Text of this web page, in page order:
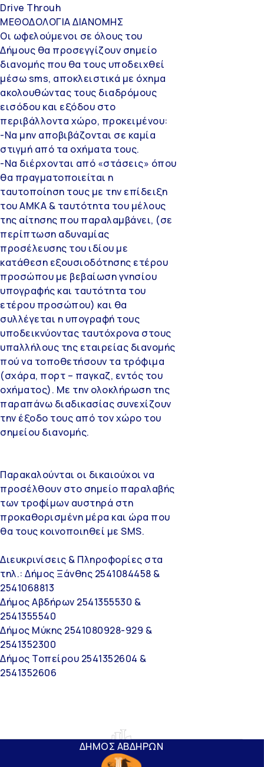
Drive Throuh
ΜΕΘΟΔΟΛΟΓΙΑ ΔΙΑΝΟΜΗΣ
Οι ωφελούμενοι σε όλους του
Δήμους θα προσεγγίζουν σημείο
διανομής που θα τους υποδειχθεί
μέσω sms, αποκλειστικά με όχημα
ακολουθώντας τους διαδρόμους
εισόδου και εξόδου στο
περιβάλλοντα χώρο, προκειμένου:
-Να μην αποβιβάζονται σε καμία
στιγμή από τα οχήματα τους.
-Να διέρχονται από «στάσεις» όπου
θα πραγματοποιείται η
ταυτοποίηση τους με την επίδειξη
του ΑΜΚΑ & ταυτότητα του μέλους
της αίτησης που παραλαμβάνει, (σε
περίπτωση αδυναμίας
προσέλευσης του ιδίου με
κατάθεση εξουσιοδότησης ετέρου
προσώπου με βεβαίωση γνησίου
υπογραφής και ταυτότητα του
ετέρου προσώπου) και θα
συλλέγεται η υπογραφή τους
υποδεικνύοντας ταυτόχρονα στους
υπαλλήλους της εταιρείας διανομής
πού να τοποθετήσουν τα τρόφιμα
(σχάρα, πορτ – παγκαζ, εντός του
οχήματος). Με την ολοκλήρωση της
παραπάνω διαδικασίας συνεχίζουν
την έξοδο τους από τον χώρο του
σημείου διανομής.
Παρακαλούνται οι δικαιούχοι να
προσέλθουν στο σημείο παραλαβής
των τροφίμων αυστηρά στη
προκαθορισμένη μέρα και ώρα που
θα τους κοινοποιηθεί με SMS.
Διευκρινίσεις & Πληροφορίες στα
τηλ.: Δήμος Ξάνθης 2541084458 &
2541068813
Δήμος Αβδήρων 2541355530 &
2541355540
Δήμος Μύκης 2541080928-929 &
2541352300
Δήμος Τοπείρου 2541352604 &
2541352606
ΔΗΜΟΣ ΑΒΔΗΡΩΝ